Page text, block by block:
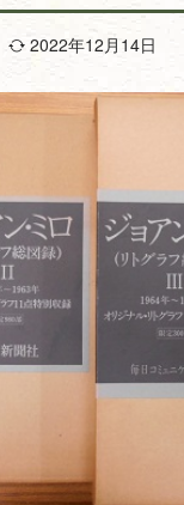
2022年12月14日